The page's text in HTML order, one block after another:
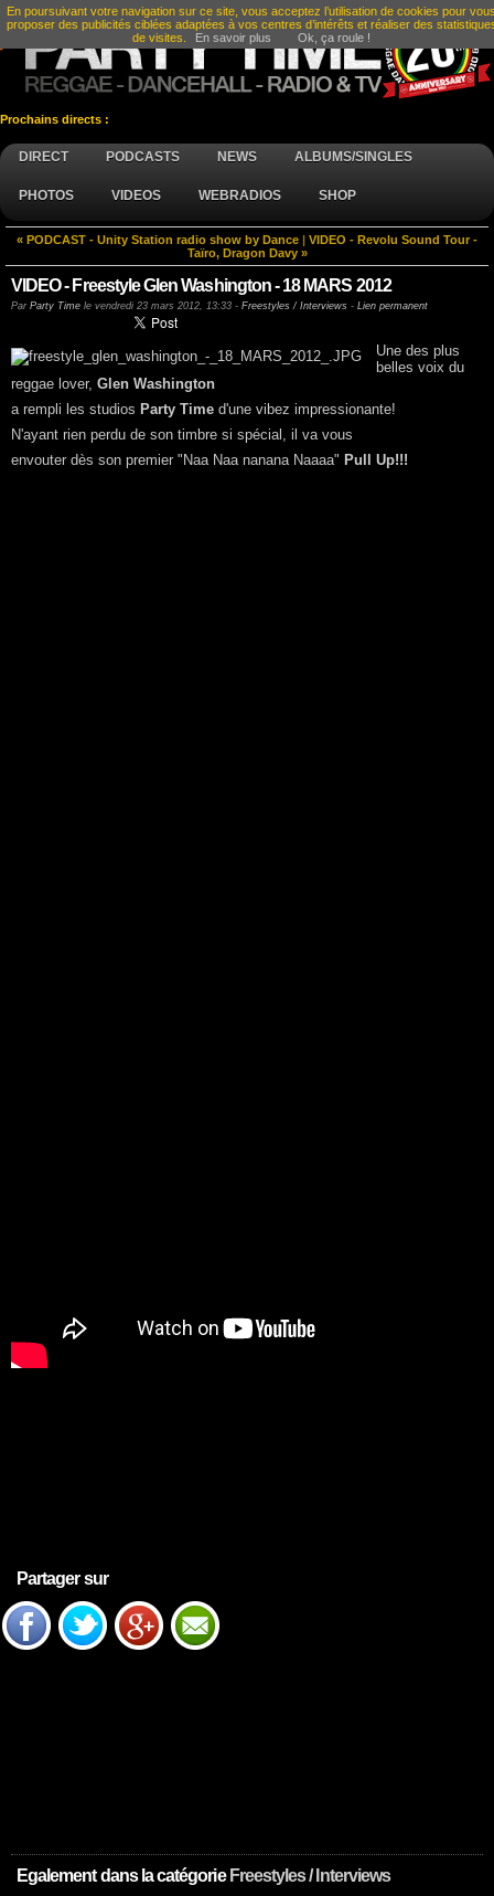
Prochains directs :
DIRECT PODCASTS NEWS ALBUMS/SINGLES
PHOTOS VIDEOS WEBRADIOS SHOP
« PODCAST - Unity Station radio show by Dance
VIDEO - Revolu Sound Tour -
Taïro, Dragon Davy »
VIDEO - Freestyle Glen Washington - 18 MARS 2012
Par Party Time le vendredi 23 mars 2012, 13:33 - Freestyles / Interviews - Lien permanent
Une des plus
belles voix du
reggae lover, Glen Washington
a rempli les studios Party Time d'une vibez impressionante!
N'ayant rien perdu de son timbre si spécial, il va vous
envouter dès son premier "Naa Naa nanana Naaaa" Pull Up!!!
Partager sur
Egalement dans la catégorie Freestyles / Interviews
En poursuivant votre navigation sur ce site, vous acceptez l’utilisation de cookies pour
proposer des publicités ciblées adaptées à vos centres d’intérêts et réaliser des
de visites.
En savoir plus Ok, ça roule !